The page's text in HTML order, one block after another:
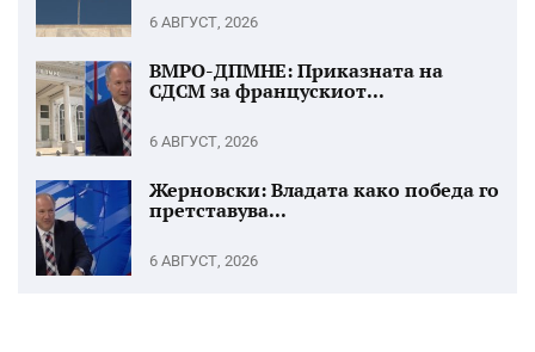
6 АВГУСТ, 2026
ВМРО-ДПМНЕ: Приказната на
СДСМ за францускиот...
6 АВГУСТ, 2026
Жерновски: Владата како победа го
претставува...
6 АВГУСТ, 2026